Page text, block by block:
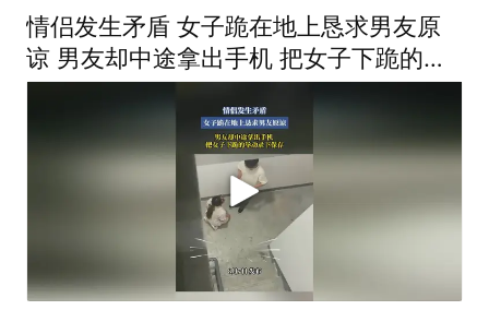
情侣发生矛盾 女子跪在地上恳求男友原
谅 男友却中途拿出手机 把女子下跪的举
动录下保存